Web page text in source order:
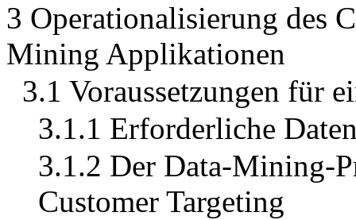
3 Operationalisierung des
Mining Applikationen
3.1 Voraussetzungen für
3.1.1 Erforderliche
3.1.2 Der Data-Mining-
Customer Targeting